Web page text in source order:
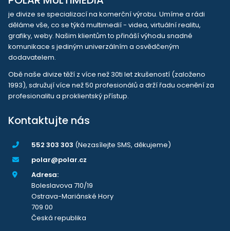
je divize se specializací na komerční výrobu. Umíme a rádi
děláme vše, co se týká multimedií - videa, virtuální realitu,
grafiky, weby. Našim klientům to přináší výhodu snadné
komunikace s jediným univerzálním a osvědčeným
dodavatelem.
Obě naše divize těží z více než 30ti let zkušeností (založeno
1993), sdružují více než 50 profesionálů a drží řadu ocenění za
profesionalitu a proklientský přístup.
Kontaktujte nás
552 303 303 (Nezasílejte SMS, děkujeme)
polar@polar.cz
Adresa:
Boleslavova 710/19
Ostrava-Mariánské Hory
709 00
Česká republika